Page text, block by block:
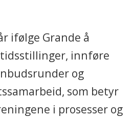
ifølge Grande å
innføre
og
som betyr
i prosesser og